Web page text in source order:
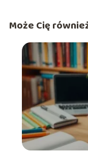
Może Cię